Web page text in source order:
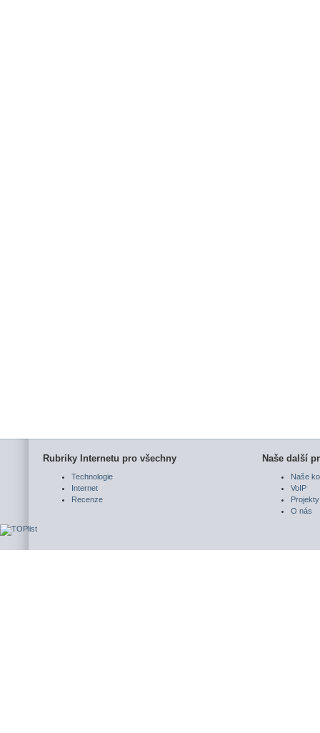
Rubriky Internetu pro všechny
Technologie
Internet
Recenze
Naše další
Naše
VoIP
Projekty
O nás